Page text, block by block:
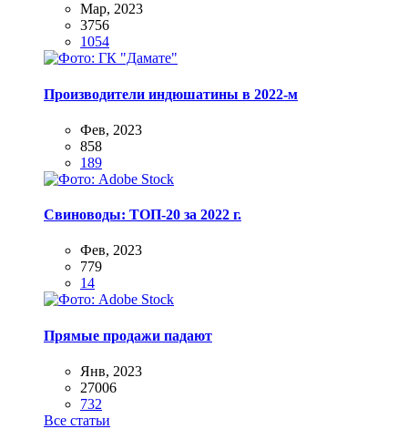
Мар, 2023
3756
1054
Производители индюшатины в 2022-м
Фев, 2023
858
189
Свиноводы: ТОП-20 за 2022 г.
Фев, 2023
779
14
Прямые продажи падают
Янв, 2023
27006
732
Все статьи